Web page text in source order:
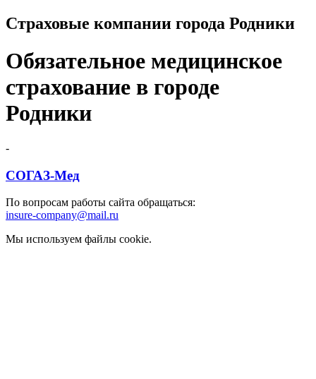
Страховые компании города Родники
Обязательное медицинское
страхование в городе
Родники
-
СОГАЗ-Мед
По вопросам работы сайта обращаться:
insure-company@mail.ru
Мы используем файлы cookie.